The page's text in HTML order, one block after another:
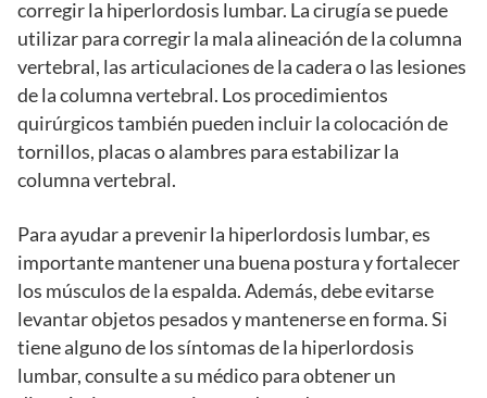
corregir la hiperlordosis lumbar. La cirugía se puede
utilizar para corregir la mala alineación de la columna
vertebral, las articulaciones de la cadera o las lesiones
de la columna vertebral. Los procedimientos
quirúrgicos también pueden incluir la colocación de
tornillos, placas o alambres para estabilizar la
columna vertebral.
Para ayudar a prevenir la hiperlordosis lumbar, es
importante mantener una buena postura y fortalecer
los músculos de la espalda. Además, debe evitarse
levantar objetos pesados y mantenerse en forma. Si
tiene alguno de los síntomas de la hiperlordosis
lumbar, consulte a su médico para obtener un